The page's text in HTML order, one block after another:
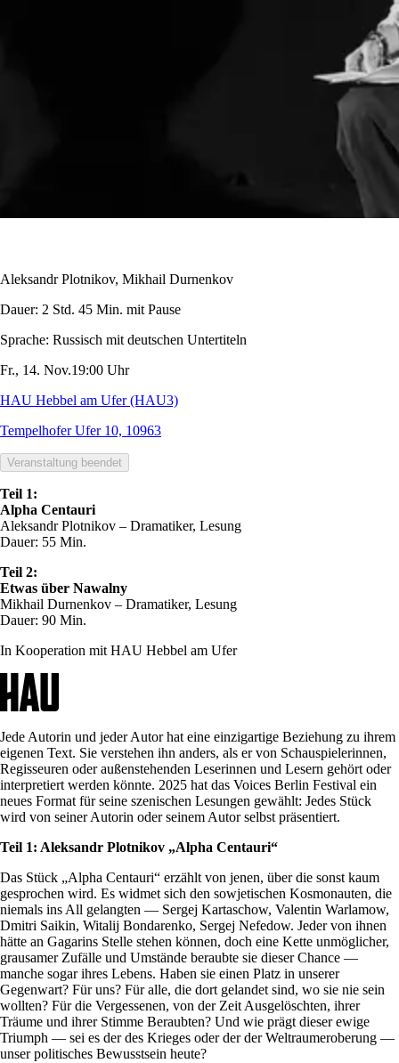
Aleksandr Plotnikov, Mikhail Durnenkov
Dauer: 2 Std. 45 Min. mit Pause
Sprache: Russisch mit deutschen Untertiteln
Fr., 14. Nov.19:00 Uhr
HAU Hebbel am Ufer (HAU3)
Tempelhofer Ufer 10, 10963
Veranstaltung beendet
Teil 1:
Alpha Centauri
Aleksandr Plotnikov – Dramatiker, Lesung
Dauer: 55 Min.
Teil 2:
Etwas über Nawalny
Mikhail Durnenkov – Dramatiker, Lesung
Dauer: 90 Min.
In Kooperation mit HAU Hebbel am Ufer
Jede Autorin und jeder Autor hat eine einzigartige Beziehung zu ihrem
eigenen Text. Sie verstehen ihn anders, als er von Schauspielerinnen,
Regisseuren oder außenstehenden Leserinnen und Lesern gehört oder
interpretiert werden könnte. 2025 hat das Voices Berlin Festival ein
neues Format für seine szenischen Lesungen gewählt: Jedes Stück
wird von seiner Autorin oder seinem Autor selbst präsentiert.
Teil 1: Aleksandr Plotnikov „Alpha Centauri“
Das Stück „Alpha Centauri“ erzählt von jenen, über die sonst kaum
gesprochen wird. Es widmet sich den sowjetischen Kosmonauten, die
niemals ins All gelangten — Sergej Kartaschow, Valentin Warlamow,
Dmitri Saikin, Witalij Bondarenko, Sergej Nefedow. Jeder von ihnen
hätte an Gagarins Stelle stehen können, doch eine Kette unmöglicher,
grausamer Zufälle und Umstände beraubte sie dieser Chance —
manche sogar ihres Lebens. Haben sie einen Platz in unserer
Gegenwart? Für uns? Für alle, die dort gelandet sind, wo sie nie sein
wollten? Für die Vergessenen, von der Zeit Ausgelöschten, ihrer
Träume und ihrer Stimme Beraubten? Und wie prägt dieser ewige
Triumph — sei es der des Krieges oder der der Weltraumeroberung —
unser politisches Bewusstsein heute?